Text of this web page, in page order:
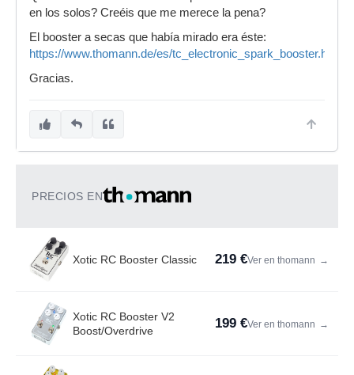
en los solos? Creéis que me merece la pena?
El booster a secas que había mirado era éste:
https://www.thomann.de/es/tc_electronic_spark_booster.htm
Gracias.
PRECIOS EN
Xotic RC Booster Classic 219 €Ver en thomann →
Xotic RC Booster V2
Boost/Overdrive
199 €Ver en thomann →